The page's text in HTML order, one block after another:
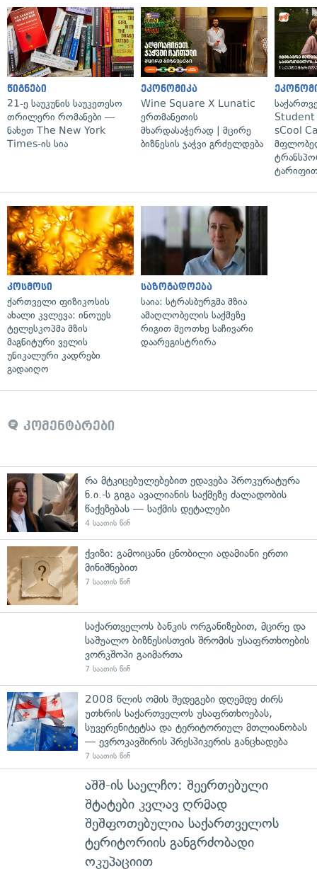
წიგნები
21-ე საუკუნის საუკეთესო
თრილერი რომანები —
ნახეთ The New York
Times-ის სია
ეკონომიკა
Wine Square X Lunatic
ერთმანეთის
მხარდასაჭერად | მცირე
ბიზნესის ჯაჭვი გრძელდება
Student
sCool
კოსმოსი
ქართველი ფიზიკოსის
ახალი კვლევა: ინოუეს
ტელესკოპმა მზის
მაგნიტური ველის
უნიკალური კადრები
გადაიღო
საზოგადოება
საია: სტრასბურგმა მზია
ამაღლობელის საქმეზე
რიგით მეოთხე საჩივარი
დაარეგისტრირა
კომენტარები
რა მტკიცებულებებით ედავება პროკურატურა
ნ.ი.-ს გიგა ავალიანის საქმეზე ძალადობის
წაქეზებას — საქმის დეტალები
4 საათის წინ
ქვიზი: გამოიცანი ცნობილი ადამიანი ერთი
მინიშნებით
7 საათის წინ
საქართველოს ბანკის ორგანიზებით, მცირე და
საშუალო ბიზნესისთვის შრომის უსაფრთხოების
ვორკშოპი გაიმართა
7 საათის წინ
2008 წლის ომის შედეგები დღემდე ძირს
უთხრის საქართველოს უსაფრთხოებას,
სუვერენიტეტსა და ტერიტორიულ მთლიანობას
— ევროკავშირის პრესპიკერის განცხადება
7 საათის წინ
აშშ-ის საელჩო: შეერთებული
შტატები კვლავ ღრმად
შეშფოთებულია საქართველოს
ტერიტორიის განგრძობადი
ოკუპაციით